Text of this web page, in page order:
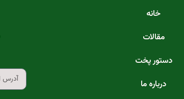
خانه
مقالات
دستور پخت
درباره ما